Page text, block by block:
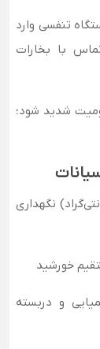
تنفسی وارد
با بخارات
شدید شود؛
تا ۲۵ درجه سانتی‌گراد) نگهداری
خورشید
و دربسته